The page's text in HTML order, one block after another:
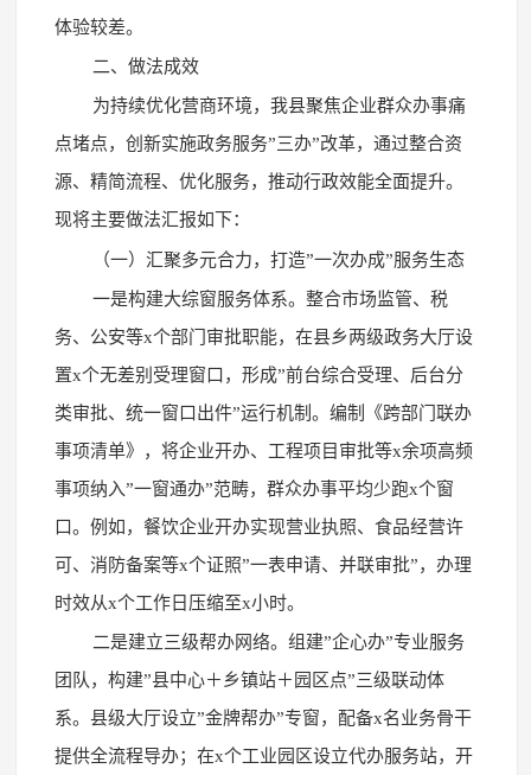
体验较差。
二、做法成效
为持续优化营商环境，我县聚焦企业群众办事痛
点堵点，创新实施政务服务”三办”改革，通过整合资
源、精简流程、优化服务，推动行政效能全面提升。
现将主要做法汇报如下：
（一）汇聚多元合力，打造”一次办成”服务生态
一是构建大综窗服务体系。整合市场监管、税
务、公安等x个部门审批职能，在县乡两级政务大厅设
置x个无差别受理窗口，形成”前台综合受理、后台分
类审批、统一窗口出件”运行机制。编制《跨部门联办
事项清单》，将企业开办、工程项目审批等x余项高频
事项纳入”一窗通办”范畴，群众办事平均少跑x个窗
口。例如，餐饮企业开办实现营业执照、食品经营许
可、消防备案等x个证照”一表申请、并联审批”，办理
时效从x个工作日压缩至x小时。
二是建立三级帮办网络。组建”企心办”专业服务
团队，构建”县中心＋乡镇站＋园区点”三级联动体
系。县级大厅设立”金牌帮办”专窗，配备x名业务骨干
提供全流程导办；在x个工业园区设立代办服务站，开